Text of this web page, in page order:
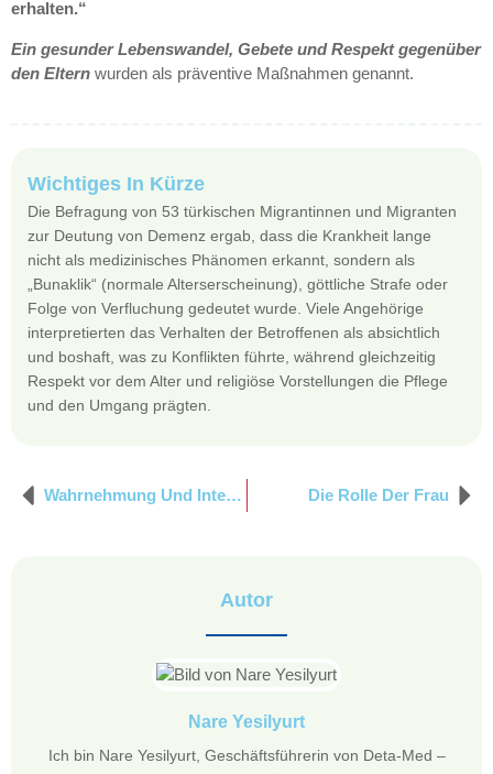
erhalten.“
Ein gesunder Lebenswandel, Gebete und Respekt gegenüber
den Eltern wurden als präventive Maßnahmen genannt.
Wichtiges In Kürze
Die Befragung von 53 türkischen Migrantinnen und Migranten
zur Deutung von Demenz ergab, dass die Krankheit lange
nicht als medizinisches Phänomen erkannt, sondern als
„Bunaklik“ (normale Alterserscheinung), göttliche Strafe oder
Folge von Verfluchung gedeutet wurde. Viele Angehörige
interpretierten das Verhalten der Betroffenen als absichtlich
und boshaft, was zu Konflikten führte, während gleichzeitig
Respekt vor dem Alter und religiöse Vorstellungen die Pflege
und den Umgang prägten.
Wahrnehmung Und Interpretation Der Krankheitsbedingten Veränderungen Die Rolle Der Frau
Autor
Nare Yesilyurt
Ich bin Nare Yesilyurt, Geschäftsführerin von Deta-Med –